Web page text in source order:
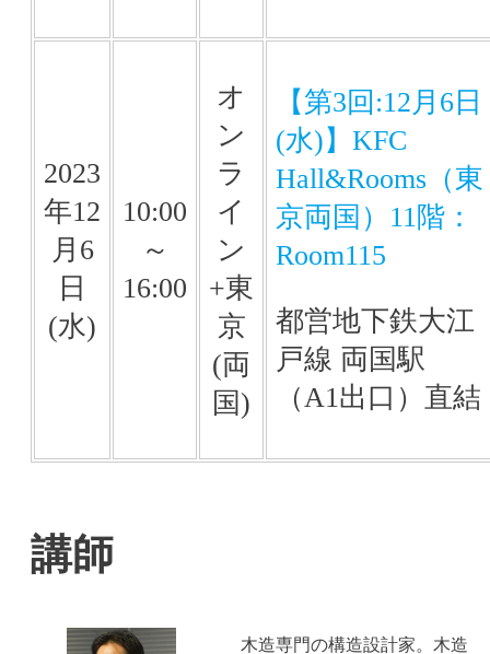
2023
年12
月6
日
(水)
10:00
～
16:00
オ
ン
ラ
イ
ン
+東
京
(両
国)
【第3回:12月6日
(水)】KFC
Hall&Rooms（東
京両国）11階：
Room115
都営地下鉄大江
戸線 両国駅
（A1出口）直結
講師
木造専門の構造設計家。木造